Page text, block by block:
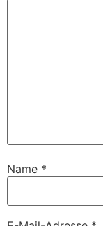
Name *